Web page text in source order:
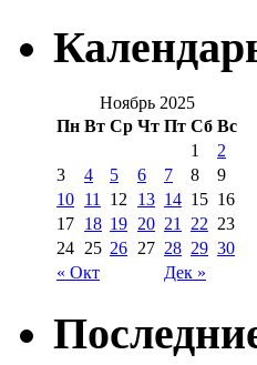
Ноябрь 2025
Пн Вт Ср Чт Пт Сб Вс
« Окт Дек »
1
2
3
4 5 6 7 8
9
10 11 12 13 14 15 16
17 18 19 20 21 22 23
24 25 26 27 28 29 30